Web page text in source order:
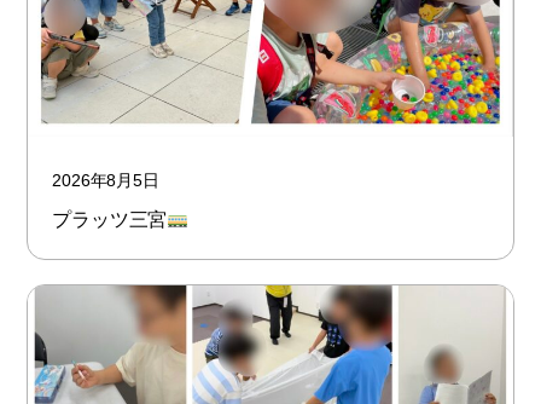
2026年8月5日
プラッツ三宮